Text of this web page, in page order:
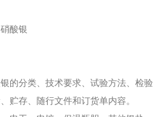
酸银
的分类、技术要求、试验方法、检验
贮存、随行文件和订货单内容。